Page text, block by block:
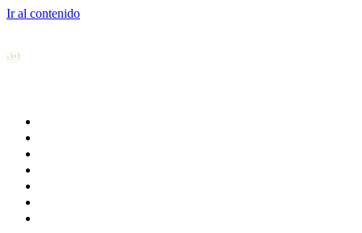
Ir al contenido